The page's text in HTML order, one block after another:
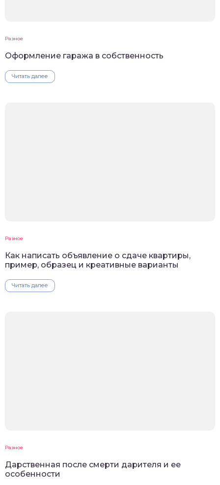
Разное
Оформление гаража в собственность
Читать далее
Разное
Как написать объявление о сдаче квартиры,
пример, образец и креативные варианты
Читать далее
Разное
Дарственная после смерти дарителя и ее
особенности